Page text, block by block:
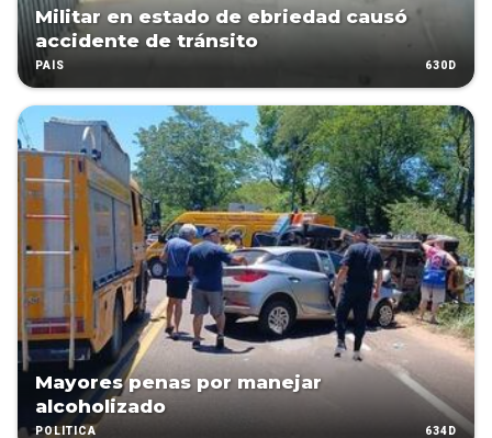
Militar en estado de ebriedad causó
accidente de tránsito
PAÍS 630D
Mayores penas por manejar
alcoholizado
POLÍTICA 634D